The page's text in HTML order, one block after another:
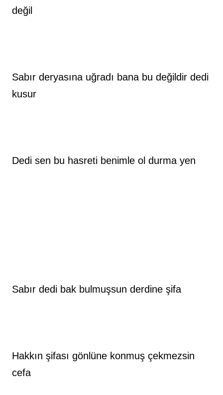
değil
Sabır deryasına uğradı bana bu değildir dedi
kusur
Dedi sen bu hasreti benimle ol durma yen
Sabır dedi bak bulmuşsun derdine şifa
Hakkın şifası gönlüne konmuş çekmezsin
cefa